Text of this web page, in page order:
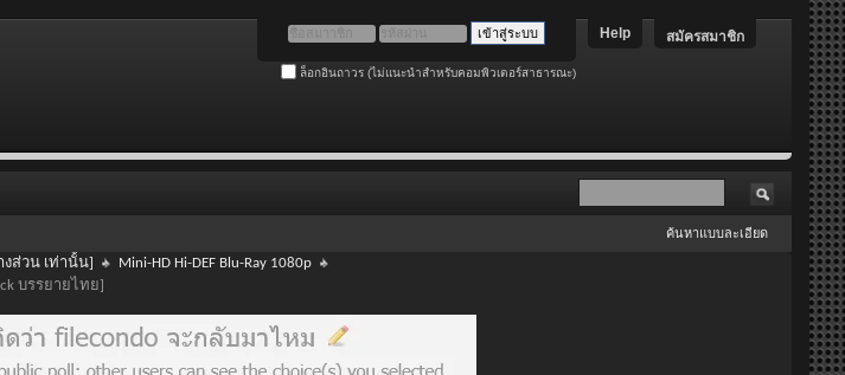
สมัครสมาชิก
Help
ล็อกอินถาวร (ไม่แนะนำสำหรับคอมพิวเตอร์สาธารณะ)
ค้นหาแบบละเอียด
งส่วน เท่านั้น]
Mini-HD Hi-DEF Blu-Ray 1080p
บรรยายไทย]